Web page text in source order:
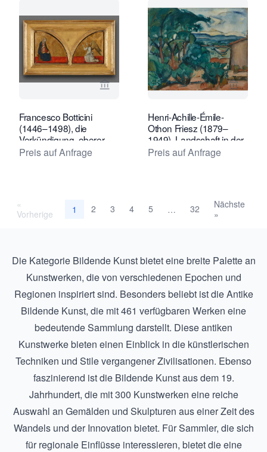
Verkaeuferseite von Kollenburg
Francesco Botticini
(1446–1498), die
Verkündigung, oberer
Teil eines Altaraufsatzes
Preis auf Anfrage
Henri-Achille-Émile-
Othon Friesz (1879–
1949), Landschaft in der
Provence
Preis auf Anfrage
«
Vorherige
1 2 3 4 5 … 32
Nächste
»
Die Kategorie Bildende Kunst bietet eine breite Palette an
Kunstwerken, die von verschiedenen Epochen und
Regionen inspiriert sind. Besonders beliebt ist dieAntike
Bildende Kunst, die mit 461 verfügbaren Werken eine
bedeutende Sammlung darstellt. Diese antiken
Kunstwerke bieten einen Einblick in die künstlerischen
Techniken und Stile vergangener Zivilisationen. Ebenso
faszinierend ist die Bildende Kunst aus dem 19.
Jahrhundert, die mit 300 Kunstwerken eine reiche
Auswahl an Gemälden und Skulpturen aus einer Zeit des
Wandels und der Innovation bietet. Für Sammler, die sich
für regionale Einflüsse interessieren, bietet die eine